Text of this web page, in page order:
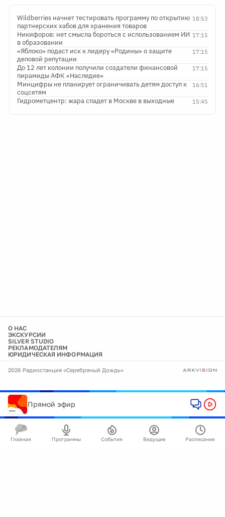
18:53
Wildberries начнет тестировать программу по открытию
партнерских хабов для хранения товаров
17:15
Никифоров: нет смысла бороться с использованием ИИ
в образовании
17:15
«Яблоко» подаст иск к лидеру «Родины» о защите
деловой репутации
17:15
До 12 лет колонии получили создатели финансовой
пирамиды АФК «Наследие»
16:51
Минцифры не планирует ограничивать детям доступ к
соцсетям
15:45
Гидрометцентр: жара спадет в Москве в выходные
О НАС
ЭКСКУРСИИ
SILVER STUDIO
РЕКЛАМОДАТЕЛЯМ
ЮРИДИЧЕСКАЯ ИНФОРМАЦИЯ
2026 Радиостанция «Серебряный Дождь»
Прямой эфир
Главная Программы События Ведущие Расписание